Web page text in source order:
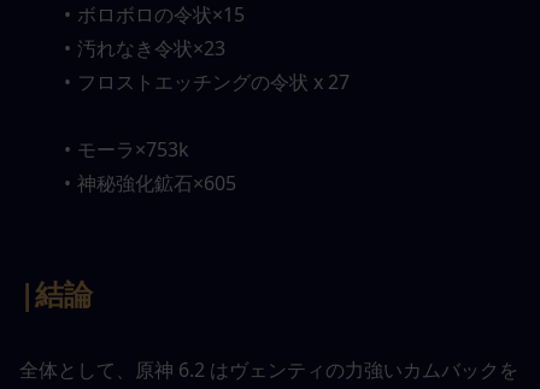
ボロボロの令状×15
汚れなき令状×23
フロストエッチングの令状 x 27
モーラ×753k
神秘強化鉱石×605
|結論
全体として、原神 6.2 はヴェンティの力強いカムバックを